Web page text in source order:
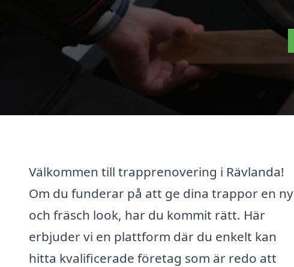
Välkommen till trapprenovering i Rävlanda!
Om du funderar på att ge dina trappor en ny
och fräsch look, har du kommit rätt. Här
erbjuder vi en plattform där du enkelt kan
hitta kvalificerade företag som är redo att